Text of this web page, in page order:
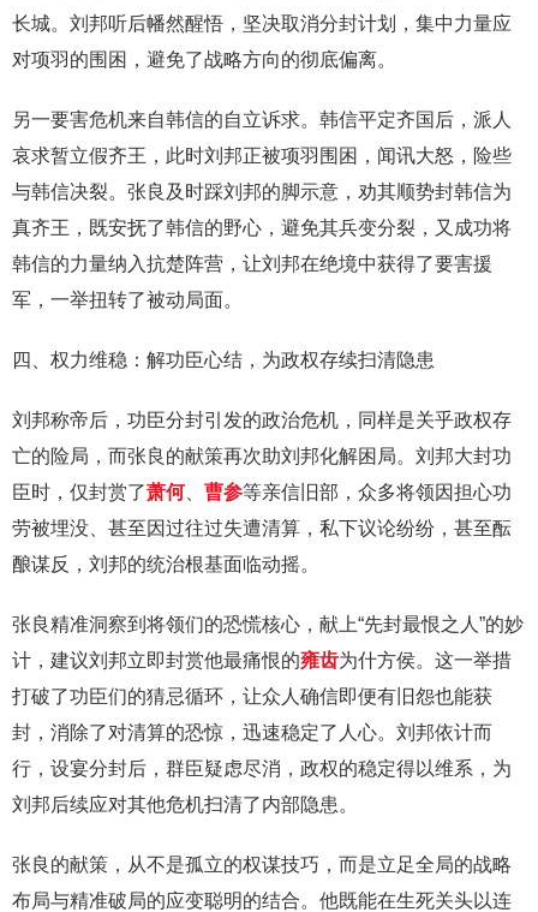
长城。刘邦听后幡然醒悟，坚决取消分封计划，集中力量应
对项羽的围困，避免了战略方向的彻底偏离。
另一要害危机来自韩信的自立诉求。韩信平定齐国后，派人
哀求暂立假齐王，此时刘邦正被项羽围困，闻讯大怒，险些
与韩信决裂。张良及时踩刘邦的脚示意，劝其顺势封韩信为
真齐王，既安抚了韩信的野心，避免其兵变分裂，又成功将
韩信的力量纳入抗楚阵营，让刘邦在绝境中获得了要害援
军，一举扭转了被动局面。
四、权力维稳：解功臣心结，为政权存续扫清隐患
刘邦称帝后，功臣分封引发的政治危机，同样是关乎政权存
亡的险局，而张良的献策再次助刘邦化解困局。刘邦大封功
臣时，仅封赏了萧何、 曹参等亲信旧部，众多将领因担心功
劳被埋没、甚至因过往过失遭清算，私下议论纷纷，甚至酝
酿谋反，刘邦的统治根基面临动摇。
张良精准洞察到将领们的恐慌核心，献上“先封最恨之人”的妙
计，建议刘邦立即封赏他最痛恨的雍齿为什方侯。这一举措
打破了功臣们的猜忌循环，让众人确信即便有旧怨也能获
封，消除了对清算的恐惊，迅速稳定了人心。刘邦依计而
行，设宴分封后，群臣疑虑尽消，政权的稳定得以维系，为
刘邦后续应对其他危机扫清了内部隐患。
张良的献策，从不是孤立的权谋技巧，而是立足全局的战略
布局与精准破局的应变聪明的结合。他既能在生死关头以连